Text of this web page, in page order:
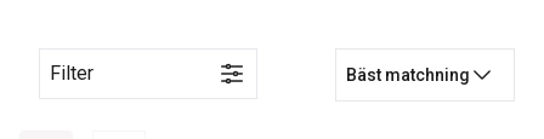
Filter Bäst matchning